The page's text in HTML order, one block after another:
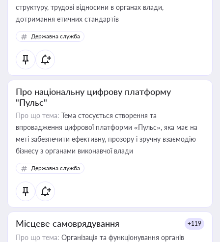
структуру, трудові відносини в органах влади,
дотримання етичних стандартів
Державна служба
Про національну цифрову платформу
"Пульс"
Про що тема: Тема стосується створення та
впровадження цифрової платформи «Пульс», яка має на
меті забезпечити ефективну, прозору і зручну взаємодію
бізнесу з органами виконавчої влади
Державна служба
Місцеве самоврядування +119
Про що тема: Організація та функціонування органів